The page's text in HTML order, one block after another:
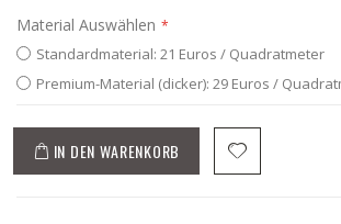
Material Auswählen
Standardmaterial: 21 Euros / Quadratmeter
Premium-Material (dicker): 29 Euros /
IN DEN WARENKORB